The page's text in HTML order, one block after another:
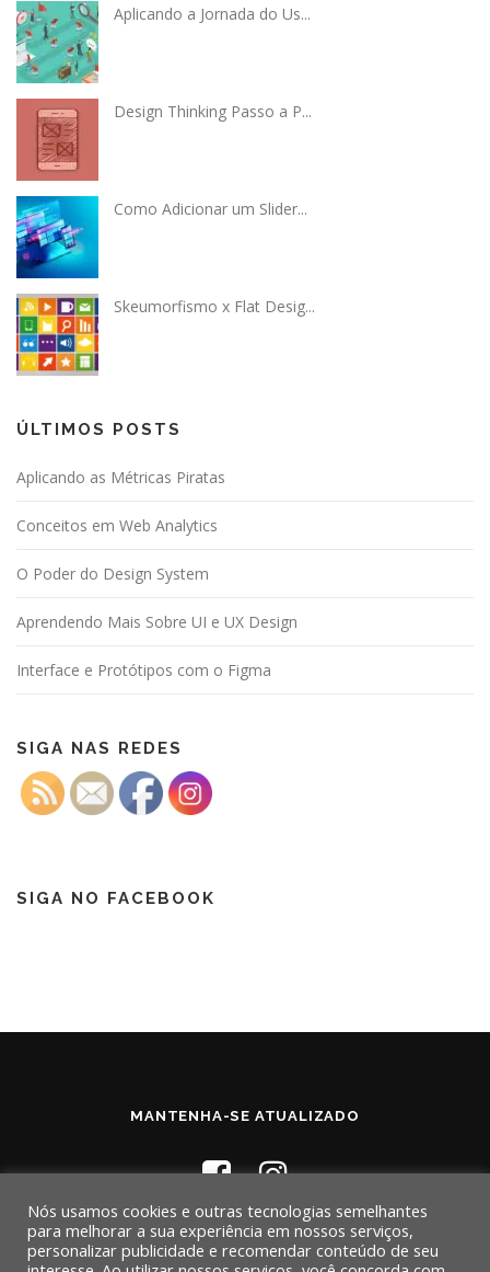
Aplicando a Jornada do Us...
Design Thinking Passo a P...
Como Adicionar um Slider...
Skeumorfismo x Flat Desig...
ÚLTIMOS POSTS
Aplicando as Métricas Piratas
Conceitos em Web Analytics
O Poder do Design System
Aprendendo Mais Sobre UI e UX Design
Interface e Protótipos com o Figma
SIGA NAS REDES
SIGA NO FACEBOOK
MANTENHA-SE ATUALIZADO
Nós usamos cookies e outras tecnologias semelhantes
para melhorar a sua experiência em nossos serviços,
personalizar publicidade e recomendar conteúdo de seu